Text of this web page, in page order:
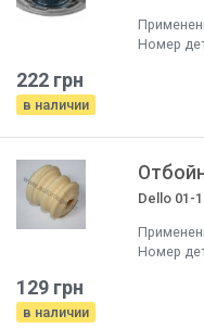
Номер
222 грн
в наличии
Dello 01-
Номер
129 грн
в наличии